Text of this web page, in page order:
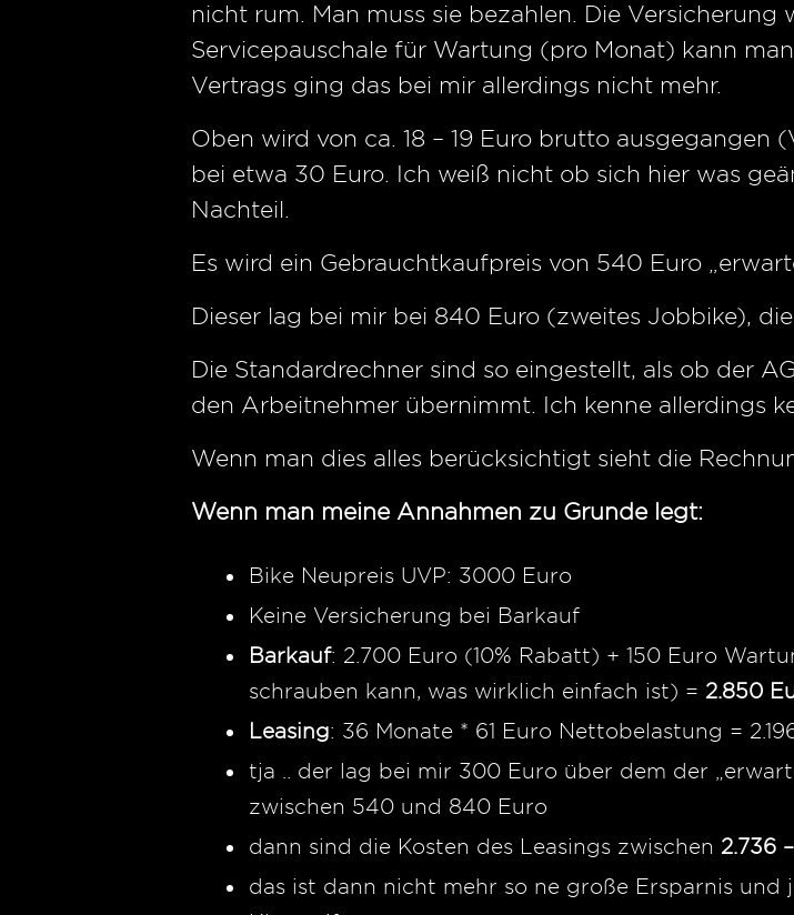
nicht rum. Man muss sie bezahlen. Die
Servicepauschale für Wartung (pro Monat) kann
Vertrags ging das bei mir allerdings nicht mehr.
Oben wird von ca. 18 – 19 Euro brutto
bei etwa 30 Euro. Ich weiß nicht ob sich hier was
Nachteil.
Es wird ein Gebrauchtkaufpreis von 540 Euro
Dieser lag bei mir bei 840 Euro (zweites Jobbike),
Die Standardrechner sind so eingestellt, als ob der
den Arbeitnehmer übernimmt. Ich kenne allerdings
Wenn man dies alles berücksichtigt sieht die
Wenn man meine Annahmen zu Grunde legt:
Bike Neupreis UVP: 3000 Euro
Keine Versicherung bei Barkauf
Barkauf: 2.700 Euro (10% Rabatt) + 150 Euro
schrauben kann, was wirklich einfach ist) = 2.850
Leasing: 36 Monate * 61 Euro Nettobelastung =
tja .. der lag bei mir 300 Euro über dem der
zwischen 540 und 840 Euro
dann sind die Kosten des Leasings zwischen 2.736
das ist dann nicht mehr so ne große Ersparnis